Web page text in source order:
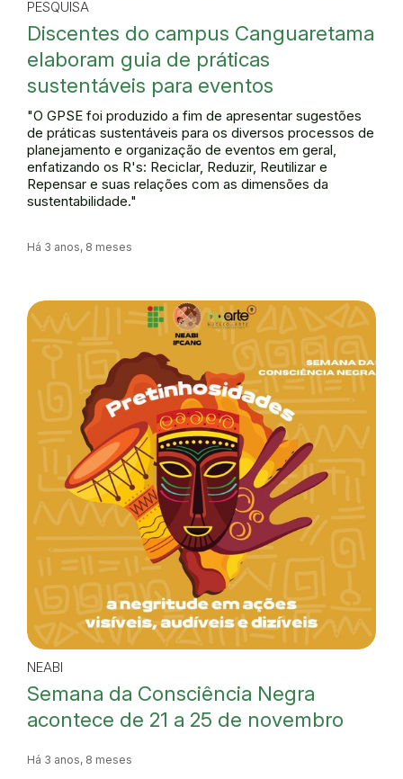
PESQUISA
Discentes do campus Canguaretama
elaboram guia de práticas
sustentáveis para eventos
"O GPSE foi produzido a fim de apresentar sugestões
de práticas sustentáveis para os diversos processos de
planejamento e organização de eventos em geral,
enfatizando os R's: Reciclar, Reduzir, Reutilizar e
Repensar e suas relações com as dimensões da
sustentabilidade."
Há 3 anos, 8 meses
NEABI
Semana da Consciência Negra
acontece de 21 a 25 de novembro
Há 3 anos, 8 meses